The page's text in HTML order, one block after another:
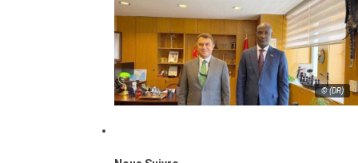
© (DR)